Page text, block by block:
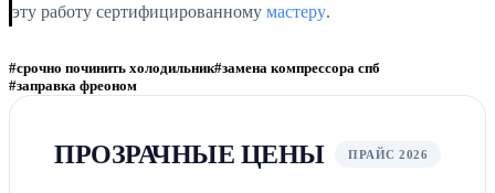
эту работу сертифицированному мастеру.
#срочно починить холодильник#замена компрессора спб
#заправка фреоном
ПРОЗРАЧНЫЕ ЦЕНЫ ПРАЙС 2026